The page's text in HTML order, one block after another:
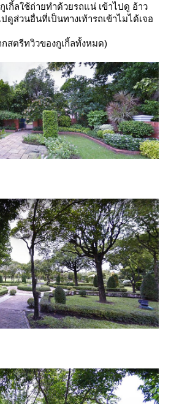
กิ้ลใช้ถ่ายทำด้วยรถแน่ เข้าไปดู อ้าว
ดูส่วนอื่นที่เป็นทางเท้ารถเข้าไมได้เจอ
สตรีทวิวของกูเกิ้ลทั้งหมด)